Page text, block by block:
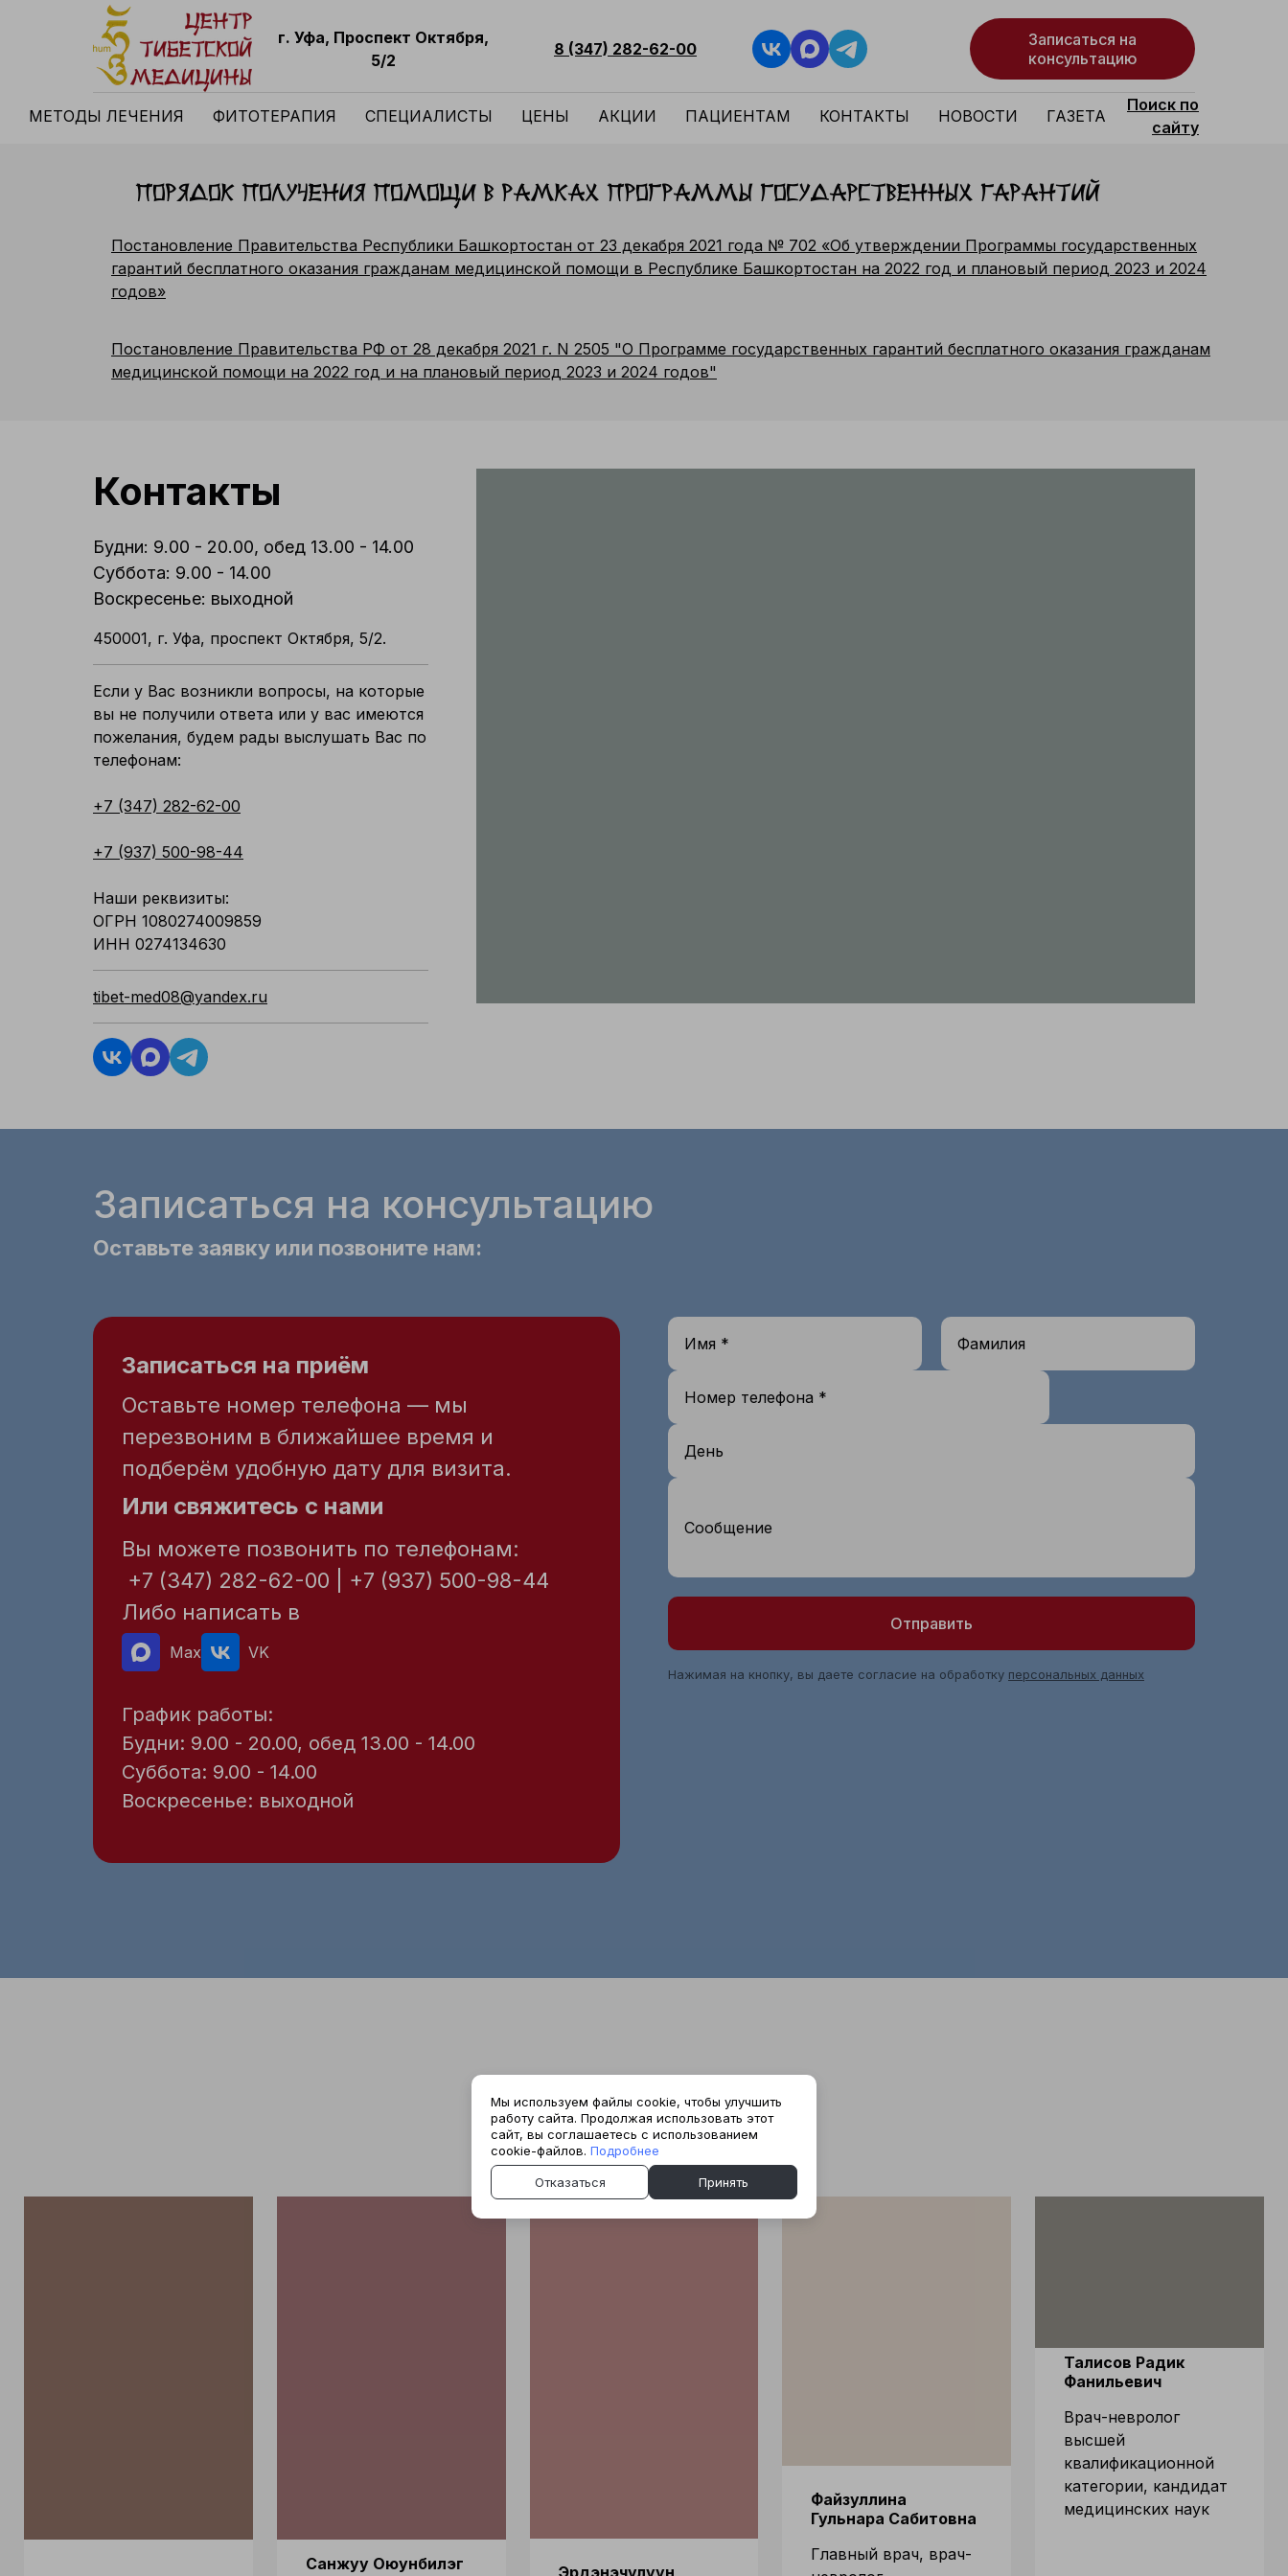
г. Уфа, Проспект Октября,
5/2
8 (347) 282-62-00
Записаться на
консультацию
МЕТОДЫ ЛЕЧЕНИЯ ФИТОТЕРАПИЯ СПЕЦИАЛИСТЫ ЦЕНЫ АКЦИИ ПАЦИЕНТАМ КОНТАКТЫ НОВОСТИ ГАЗЕТА
Поиск по
сайту
Постановление Правительства РФ от 28 декабря 2021 г. N 2505 "О Программе государственных гарантий бесплатного оказания гражданам
медицинской помощи на 2022 год и на плановый период 2023 и 2024 годов"
Постановление Правительства Республики Башкортостан от 23 декабря 2021 года № 702 «Об утверждении Программы государственных
гарантий бесплатного оказания гражданам медицинской помощи в Республике Башкортостан на 2022 год и плановый период 2023 и 2024
годов»
Порядок получения помощи в рамках программы государственных гарантий
Контакты
Будни: 9.00 - 20.00, обед 13.00 - 14.00
Суббота: 9.00 - 14.00
Воскресенье: выходной
450001, г. Уфа, проспект Октября, 5/2.
Если у Вас возникли вопросы, на которые
вы не получили ответа или у вас имеются
пожелания, будем рады выслушать Вас по
телефонам:
+7 (347) 282-62-00
+7 (937) 500-98-44
Наши реквизиты:
ОГРН 1080274009859
ИНН 0274134630
tibet-med08@yandex.ru
Записаться на консультацию
Оставьте заявку или позвоните нам:
Записаться на приём
Оставьте номер телефона — мы
перезвоним в ближайшее время и
подберём удобную дату для визита.
Или свяжитесь с нами
Вы можете позвонить по телефонам:
+7 (347) 282-62-00 | +7 (937) 500-98-44
Либо написать в
Max VK
График работы:
Будни: 9.00 - 20.00, обед 13.00 - 14.00
Суббота: 9.00 - 14.00
Воскресенье: выходной
Имя * Фамилия
Номер телефона *
День
Сообщение
Отправить
Нажимая на кнопку, вы даете согласие на обработку персональных данных
Наши доктора:
Санжуу Оюунбилэг
Файзуллина
Гульнара Сабитовна
Главный врач, врач-
Талисов Радик
Фанильевич
Врач-невролог
высшей
квалификационной
категории, кандидат
медицинских наук
Мы используем файлы cookie, чтобы улучшить
работу сайта. Продолжая использовать этот
сайт, вы соглашаетесь с использованием
cookie-файлов. Подробнее
Отказаться Принять